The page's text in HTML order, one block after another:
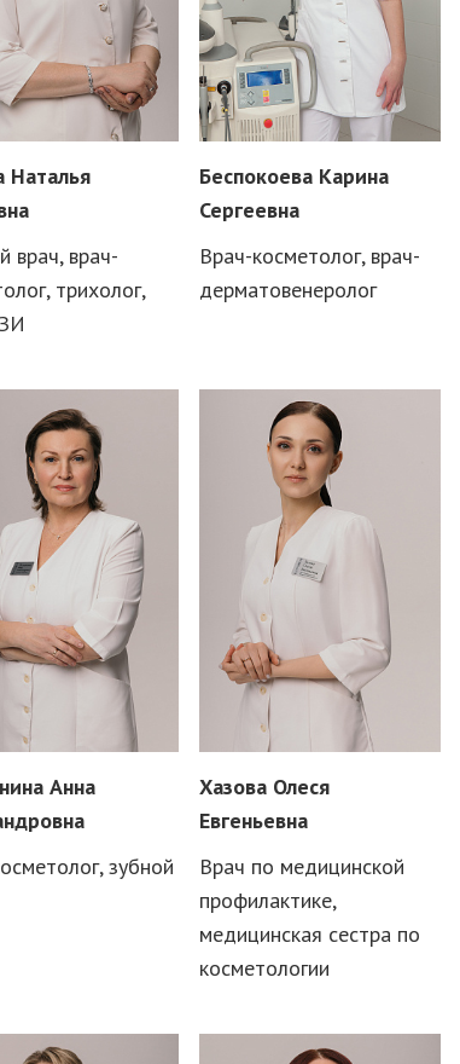
Наталья
врач, врач-
трихолог,
Беспокоева Карина
Сергеевна
Врач-косметолог, врач-
дерматовенеролог
Анна
зубной
Хазова Олеся
Евгеньевна
Врач по медицинской
профилактике,
медицинская сестра по
косметологии